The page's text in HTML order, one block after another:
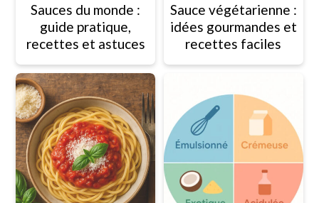
Sauces du monde :
guide pratique,
recettes et astuces
Sauce végétarienne :
idées gourmandes et
recettes faciles